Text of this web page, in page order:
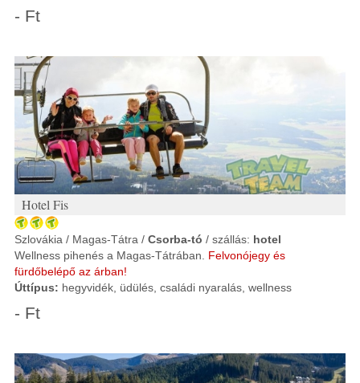
- Ft
Hotel Fis
Szlovákia / Magas-Tátra / Csorba-tó / szállás: hotel
Wellness pihenés a Magas-Tátrában. Felvonójegy és
fürdőbelépő az árban!
Úttípus: hegyvidék, üdülés, családi nyaralás, wellness
- Ft